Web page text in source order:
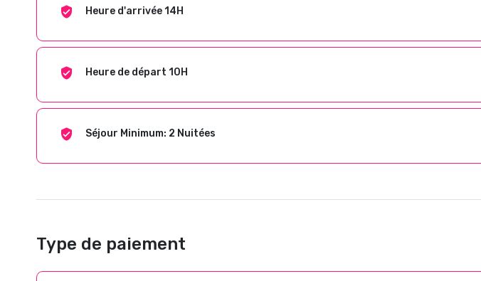
Heure d'arrivée 14H
Heure de départ 10H
Séjour Minimum: 2 Nuitées
Type de paiement